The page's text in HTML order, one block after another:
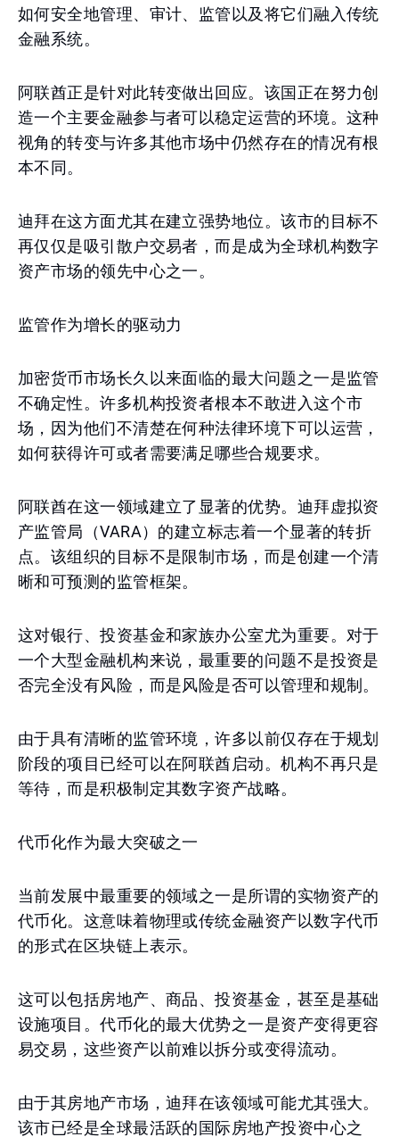
如何安全地管理、审计、监管以及将它们融入传统
金融系统。
阿联酋正是针对此转变做出回应。该国正在努力创
造一个主要金融参与者可以稳定运营的环境。这种
视角的转变与许多其他市场中仍然存在的情况有根
本不同。
迪拜在这方面尤其在建立强势地位。该市的目标不
再仅仅是吸引散户交易者，而是成为全球机构数字
资产市场的领先中心之一。
监管作为增长的驱动力
加密货币市场长久以来面临的最大问题之一是监管
不确定性。许多机构投资者根本不敢进入这个市
场，因为他们不清楚在何种法律环境下可以运营，
如何获得许可或者需要满足哪些合规要求。
阿联酋在这一领域建立了显著的优势。迪拜虚拟资
产监管局（VARA）的建立标志着一个显著的转折
点。该组织的目标不是限制市场，而是创建一个清
晰和可预测的监管框架。
这对银行、投资基金和家族办公室尤为重要。对于
一个大型金融机构来说，最重要的问题不是投资是
否完全没有风险，而是风险是否可以管理和规制。
由于具有清晰的监管环境，许多以前仅存在于规划
阶段的项目已经可以在阿联酋启动。机构不再只是
等待，而是积极制定其数字资产战略。
代币化作为最大突破之一
当前发展中最重要的领域之一是所谓的实物资产的
代币化。这意味着物理或传统金融资产以数字代币
的形式在区块链上表示。
这可以包括房地产、商品、投资基金，甚至是基础
设施项目。代币化的最大优势之一是资产变得更容
易交易，这些资产以前难以拆分或变得流动。
由于其房地产市场，迪拜在该领域可能尤其强大。
该市已经是全球最活跃的国际房地产投资中心之